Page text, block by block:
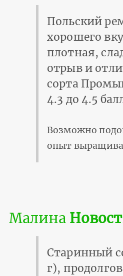
Польский
хорошего
плотная,
отрыв и
сорта
4.3 до 4.5
Возможно
опыт
Малина
Старинный
г),